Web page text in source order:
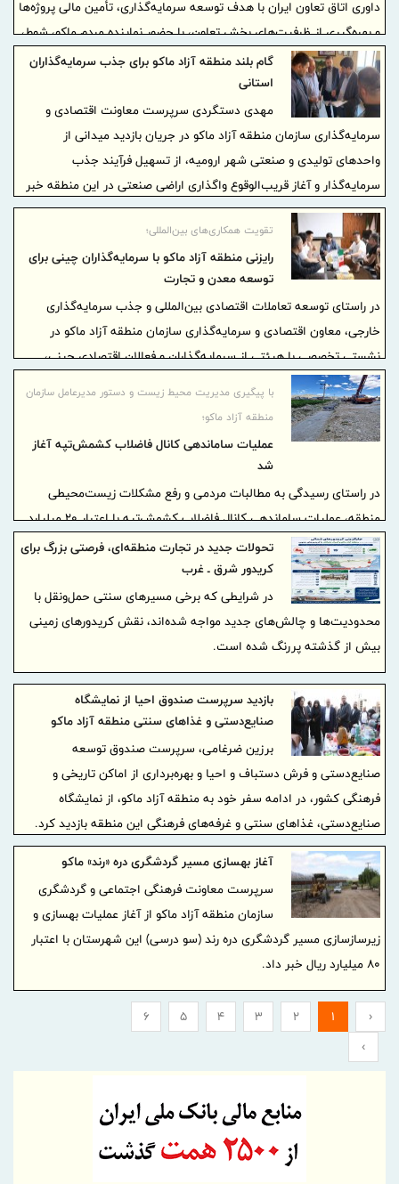
داوری اتاق تعاون ایران با هدف توسعه سرمایه‌گذاری، تأمین مالی پروژه‌ها
و بهره‌گیری از ظرفیت‌های بخش تعاون، با حضور نماینده مردم ماکو، شوط،
پلدشت و چالدران در مجلس شورای اسلامی به امضای حسین گروسی
مدیرعامل سازمان و مجید انصاری دبیرکل مرکز داوری اتاق تعاون ایران
رسید.
گام بلند منطقه آزاد ماکو برای جذب سرمایه‌گذاران
استانی
مهدی دستگردی سرپرست معاونت اقتصادی و
سرمایه‌گذاری سازمان منطقه آزاد ماکو در جریان بازدید میدانی از
واحدهای تولیدی و صنعتی شهر ارومیه، از تسهیل فرآیند جذب
سرمایه‌گذار و آغاز قریب‌الوقوع واگذاری اراضی صنعتی در این منطقه خبر
داد.
تقویت همکاری‌های بین‌المللی؛
رایزنی منطقه آزاد ماکو با سرمایه‌گذاران چینی برای
توسعه معدن و تجارت
در راستای توسعه تعاملات اقتصادی بین‌المللی و جذب سرمایه‌گذاری
خارجی، معاون اقتصادی و سرمایه‌گذاری سازمان منطقه آزاد ماکو در
نشستی تخصصی با هیئتی از سرمایه‌گذاران و فعالان اقتصادی چینی،
زمینه‌های همکاری مشترک را مورد بحث و بررسی قرار داد. در این جلسه،
محورهای اصلی گفتگو بر استفاده از توانمندی‌های طرف چینی در فرآیند
«جذب سرمایه‌گذار خارجی» برای منطقه آزاد ماکو متمرکز بود. با توجه به
ظرفیت‌های شبکه تجاری و تجربه هیئت چینی در بازارهای جهانی، این
اقتصادی این منطقه باشد.
با پیگیری مدیریت محیط زیست و دستور مدیرعامل سازمان
منطقه آزاد ماکو؛
عملیات ساماندهی کانال فاضلاب کشمش‌تپه آغاز
شد
در راستای رسیدگی به مطالبات مردمی و رفع مشکلات زیست‌محیطی
منطقه، عملیات ساماندهی کانال فاضلاب کشمش‌تپه با اعتبار ۲۰ میلیارد
ریال و به طول ۳۰۰ متر آغاز شد.
تحولات جدید در تجارت منطقه‌ای، فرصتی بزرگ برای
کریدور شرق ـ غرب
در شرایطی که برخی مسیرهای سنتی حمل‌ونقل با
محدودیت‌ها و چالش‌های جدید مواجه شده‌اند، نقش کریدورهای زمینی
بیش از گذشته پررنگ شده است.
بازدید سرپرست صندوق احیا از نمایشگاه
صنایع‌دستی و غذاهای سنتی منطقه آزاد ماکو
برزین ضرغامی، سرپرست صندوق توسعه
صنایع‌دستی و فرش دستباف و احیا و بهره‌برداری از اماکن تاریخی و
فرهنگی کشور، در ادامه سفر خود به منطقه آزاد ماکو، از نمایشگاه
صنایع‌دستی، غذاهای سنتی و غرفه‌های فرهنگی این منطقه بازدید کرد.
آغاز بهسازی مسیر گردشگری دره «رند» ماکو
سرپرست معاونت فرهنگی اجتماعی و گردشگری
سازمان منطقه آزاد ماکو از آغاز عملیات بهسازی و
زیرسازسازی مسیر گردشگری دره رند (سو درسی) این شهرستان با اعتبار
۸۰ میلیارد ریال خبر داد.
‹
1
2
3
4
5
6
›